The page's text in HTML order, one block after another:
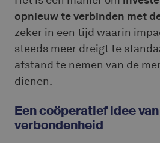
opnieuw te verbinden met
zeker in een tijd waarin
steeds meer dreigt te
afstand te nemen van de
dienen.
Een coöperatief idee
verbondenheid